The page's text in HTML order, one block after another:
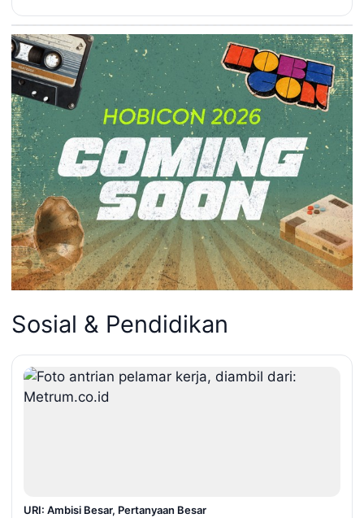
Sosial & Pendidikan
URI: Ambisi Besar, Pertanyaan Besar